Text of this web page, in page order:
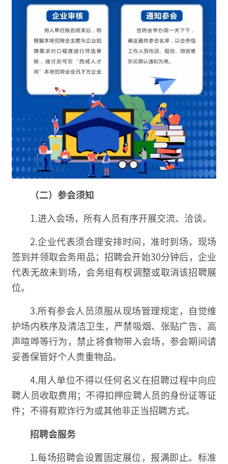
（二）参会须知
1.进入会场，所有人员有序开展交流、洽谈。
2.企业代表须合理安排时间，准时到场，现场
签到并领取会务用品；招聘会开始30分钟后，企业
代表无故未到场，会务组有权调整或取消该招聘展
位。
3.所有参会人员须服从现场管理规定，自觉维
护场内秩序及清洁卫生，严禁吸烟、张贴广告、高
声喧哗等行为，禁止将食物带入会场，参会期间请
妥善保管好个人贵重物品。
4.用人单位不得以任何名义在招聘过程中向应
聘人员收取费用；不得扣押应聘人员的身份证等证
件；不得有欺诈行为或其他非正当招聘方式。
招聘会服务
1.每场招聘会设置固定展位，报满即止。标准